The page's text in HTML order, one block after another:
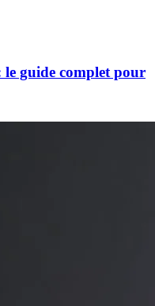
guide complet pour